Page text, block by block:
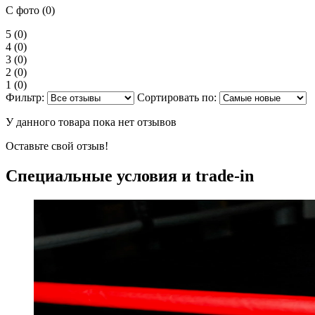
С фото (0)
5 (0)
4 (0)
3 (0)
2 (0)
1 (0)
Фильтр:
Сортировать по:
У данного товара пока нет отзывов
Оставьте свой отзыв!
Специальные условия и trade-in